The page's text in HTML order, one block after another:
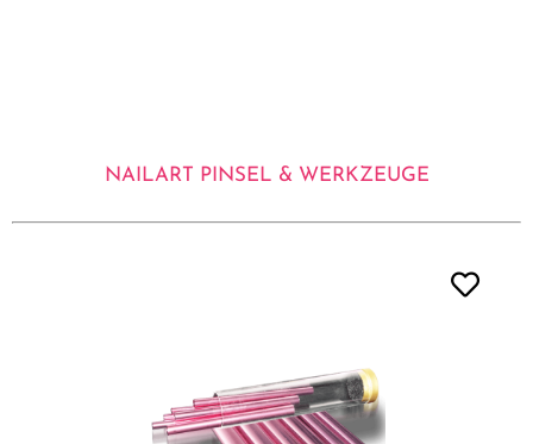
NAILART PINSEL & WERKZEUGE